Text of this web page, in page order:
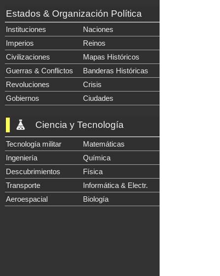
Estados & Organización Política
Instituciones
Naciones
Imperios
Reinos
Civilizaciones
Mapas Históricos
Guerras & Conflictos
Banderas Históricas
Revoluciones
Crisis
Gobiernos
Ciudades
Ciencia y Tecnología
Tecnología militar
Matemáticas
Ingeniería
Química
Descubrimientos
Física
Transporte
Informática & Electr.
Aeroespacial
Biología